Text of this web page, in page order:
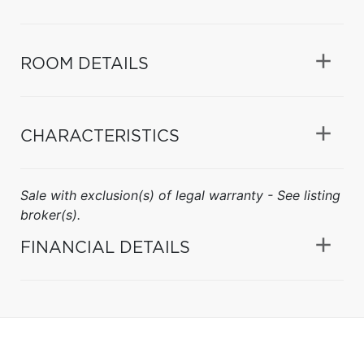
ROOM DETAILS
CHARACTERISTICS
Sale with exclusion(s) of legal warranty - See listing
broker(s).
FINANCIAL DETAILS